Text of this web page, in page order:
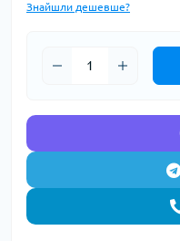
Знайшли дешевше?